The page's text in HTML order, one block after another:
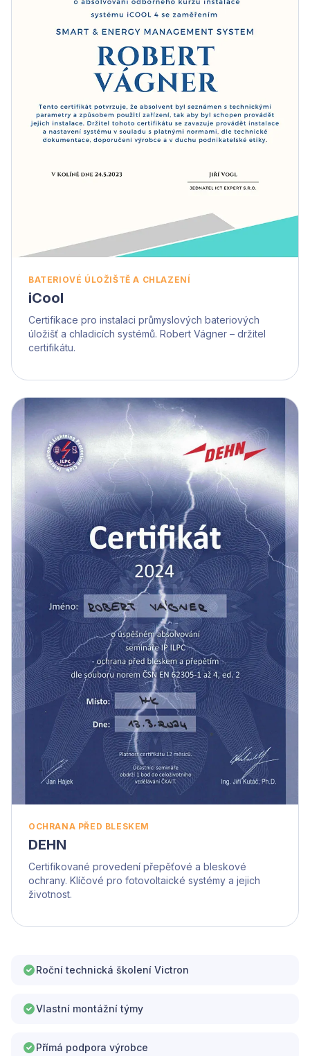
BATERIOVÉ ÚLOŽIŠTĚ A CHLAZENÍ
iCool
Certifikace pro instalaci průmyslových bateriových
úložišť a chladicích systémů. Robert Vágner – držitel
certifikátu.
OCHRANA PŘED BLESKEM
DEHN
Certifikované provedení přepěťové a bleskové
ochrany. Klíčové pro fotovoltaické systémy a jejich
životnost.
Roční technická školení Victron
Vlastní montážní týmy
Přímá podpora výrobce